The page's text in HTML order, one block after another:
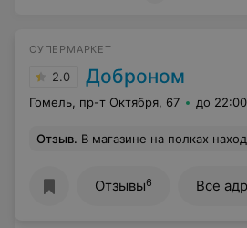
СУПЕРМАРКЕТ
2.0 Доброном
Гомель, пр-т Октября, 67 до 22:00
Отзыв. В магазине на полках находятся различные товары. Большой выбор и хорошее качество. Но вот ценники на них вводят покупателей в заблуждение. Ни на
Отзывы6 Все